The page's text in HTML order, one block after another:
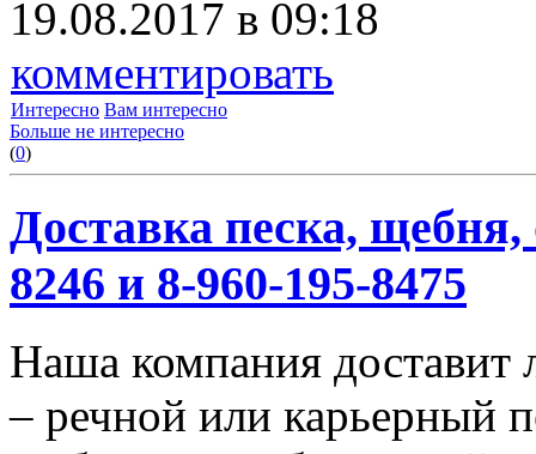
19.08.2017 в 09:18
комментировать
Интересно Вам интересно
Больше не интересно
(0)
Доставка песка, щебня,
8246 и 8-960-195-8475
Наша компания доставит
– речной или карьерный